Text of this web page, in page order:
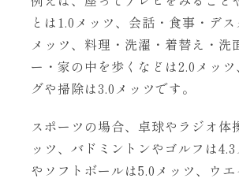
とは1.0メッツ、会話・食事・デ
メッツ、料理・洗濯・着替え・洗
ー・家の中を歩くなどは2.0メッ
グや掃除は3.0メッツです。
スポーツの場合、卓球やラジオ体
ッツ、バドミントンやゴルフは
やソフトボールは5.0メッツ、ウ